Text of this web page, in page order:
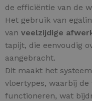
de efficiëntie van de
Het gebruik van
van veelzijdige
tapijt, die eenvoudig
aangebracht.
Dit maakt het
vloertypes, waarbij
functioneren, wat